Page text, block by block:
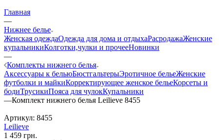
Главная
—
Нижнее белье
Женская одеждаОдежда для дома и отдыхаРасродажаЖенские
купальникиКолготки,чулки и прочееНовинки
—
Комплекты нижнего белья
Аксессуары к бельюБюстгальтерыЭротичное бельеЖенские
футболки и майкиКорректирующее женское бельеКорсеты и
бодиТрусикиПояса для чулокКупальники
—Комплект нижнего белья Leilieve 8455
Артикул: 8455
Leilieve
1 459 грн.